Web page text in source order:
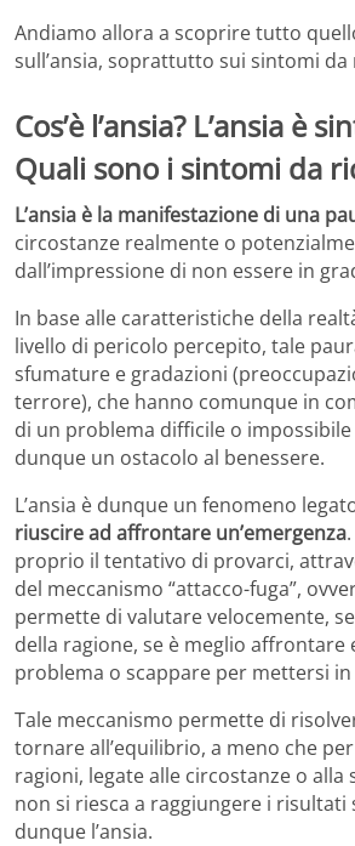
Andiamo allora a scoprire tutto
sull’ansia, soprattutto sui sintomi da
Cos’è l’ansia? L’ansia è
Quali sono i sintomi da
L’ansia è la manifestazione di una
circostanze realmente o
dall’impressione di non essere in
In base alle caratteristiche della
livello di pericolo percepito, tale
sfumature e gradazioni
terrore), che hanno comunque in
di un problema difficile o
dunque un ostacolo al benessere.
L’ansia è dunque un fenomeno
riuscire ad affrontare un’emergenza
proprio il tentativo di provarci,
del meccanismo “attacco-fuga”,
permette di valutare velocemente,
della ragione, se è meglio affrontare
problema o scappare per mettersi in
Tale meccanismo permette di
tornare all’equilibrio, a meno che
ragioni, legate alle circostanze o alla
non si riesca a raggiungere i risultati
dunque l’ansia.